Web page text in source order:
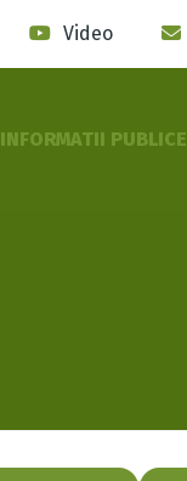
Video
INFORMATII PUBLICE